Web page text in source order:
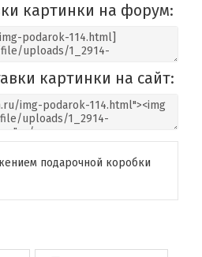
картинки на форум:
картинки на сайт:
подарочной коробки